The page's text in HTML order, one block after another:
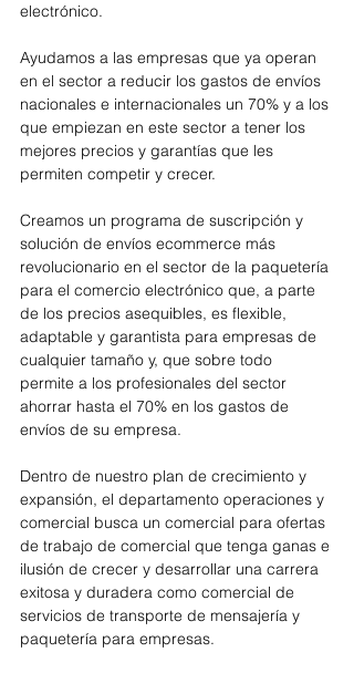
electrónico.
Ayudamos a las empresas que ya operan
en el sector a reducir los gastos de envíos
nacionales e internacionales un 70% y a los
que empiezan en este sector a tener los
mejores precios y garantías que les
permiten competir y crecer.
Creamos un programa de suscripción y
solución de envíos ecommerce más
revolucionario en el sector de la paquetería
para el comercio electrónico que, a parte
de los precios asequibles, es flexible,
adaptable y garantista para empresas de
cualquier tamaño y, que sobre todo
permite a los profesionales del sector
ahorrar hasta el 70% en los gastos de
envíos de su empresa.
Dentro de nuestro plan de crecimiento y
expansión, el departamento operaciones y
comercial busca un comercial para ofertas
de trabajo de comercial que tenga ganas e
ilusión de crecer y desarrollar una carrera
exitosa y duradera como comercial de
servicios de transporte de mensajería y
paquetería para empresas.